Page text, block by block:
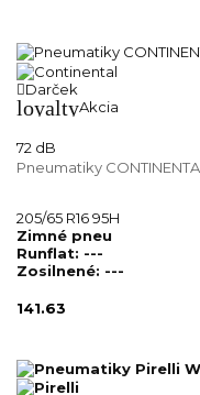
Darček
loyaltyAkcia
72 dB
Pneumatiky
205/65 R16 95H
Zimné pneu
Runflat: ---
Zosilnené: ---
141.63